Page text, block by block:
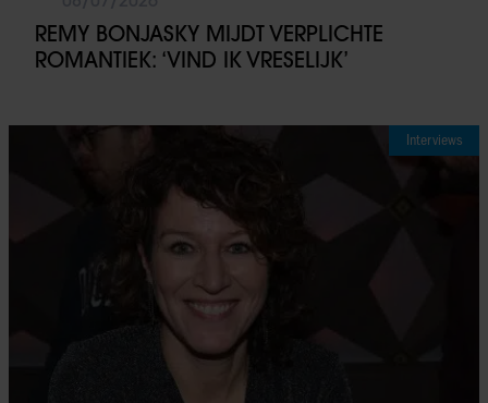
REMY BONJASKY MIJDT VERPLICHTE
ROMANTIEK: ‘VIND IK VRESELIJK’
Interviews